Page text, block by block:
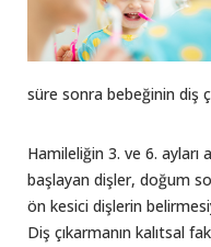
süre sonra bebeğinin diş
Hamileliğin 3. ve 6. ayları
başlayan dişler, doğum
ön kesici dişlerin
Diş çıkarmanın kalıtsal